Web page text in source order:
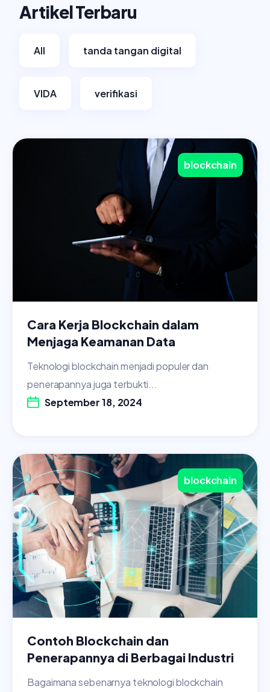
Artikel Terbaru
All tanda tangan digital
VIDA verifikasi
blockchain
Cara Kerja Blockchain dalam
Menjaga Keamanan Data
Teknologi blockchain menjadi populer dan
penerapannya juga terbukti...
September 18, 2024
blockchain
Contoh Blockchain dan
Penerapannya di Berbagai Industri
Bagaimana sebenarnya teknologi blockchain